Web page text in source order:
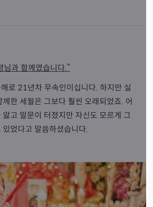
님과 함께였습니다.”
로 21년차 무속인이십니다. 하지만 실
한 세월은 그보다 훨씬 오래되었죠. 어
앓고 말문이 터졌지만 자신도 모르게 그
었다고 말씀하셨습니다.